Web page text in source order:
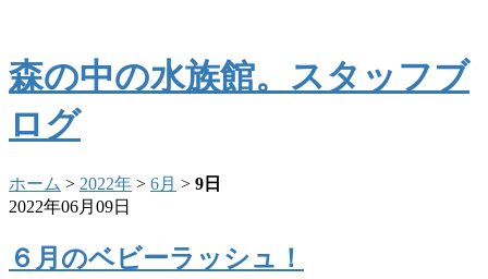
森の中の水族館。スタッフブ
ログ
ホーム > 2022年 > 6月 > 9日
2022年06月09日
６月のベビーラッシュ！